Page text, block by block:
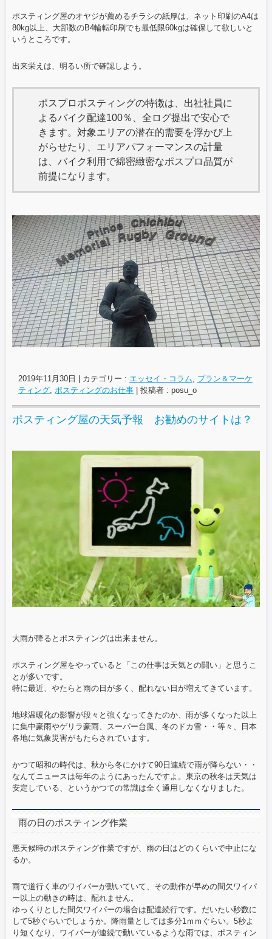
ポスティング屋のオヤジが薦めるチラシの紙厚は、ネット印刷のA4は
80kg以上、大部数のB4輪転印刷でも最低限60kgは確保して欲しいと
いうところです。
出来栄えは、明るい所で確認しよう。
ポスプロポスティングの特徴は、出社社員に
よるバイク配達100％、全ログ提出で安心で
きます。対象エリアの潜在的需要を浮かび上
がらせたり、エリアパフォーマンスの計量
は、バイク利用で綿密緻密なポスプロ品質が
前提になります。
2019年11月30日 | カテゴリー : エッセイ・コラム
プラン＆マーケ
ティング ポスティングのお仕事 | 投稿者 : posu_o
ポスティング屋の天気予報 お勧めのサイトは？
大雨が降るとポスティングは出来ません。
ポスティング屋をやっていると「この仕事は天気との闘い」と思うこ
とが多いです。
特に最近、やたらと雨の日が多く、配れない日が増えてきています。
地球温暖化の影響が段々と強くなってきたのか、雨が多くなった以上
に集中豪雨やゲリラ豪雨、スーパー台風、冬のドカ雪・・等々、日本
各地に気象災害がもたらされています。
かつて昭和の時代は、秋から冬にかけて90日連続で雨が降らない・・
なんてニュースは毎年のようにあったんですよ。東京の秋冬は天気は
安定している、というかつての常識は全く通用しなくなりました。
雨の日のポスティング作業
悪天候時のポスティング作業ですが、雨の日はどのくらいで中止にな
るか。
雨で道行く車のワイパーが動いていて、その動作が早めの間欠ワイパ
ー以上の動きの時は、配れません。
ゆっくりとした間欠ワイパーの場合は配達続行です。だいたい秒数に
して5秒ぐらいでしょうか。降雨量としては多分1ｍｍぐらい。5秒よ
り短くなり、ワイパーが連続で動いているような雨では、ポスティン